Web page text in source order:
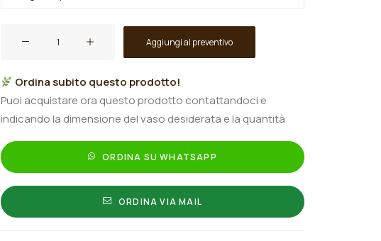
Edgy"
quantità
Aggiungi al preventivo
Ordina subito questo prodotto!
Puoi acquistare ora questo prodotto contattandoci e
indicando la dimensione del vaso desiderata e la quantità
ORDINA SU WHATSAPP
ORDINA VIA MAIL